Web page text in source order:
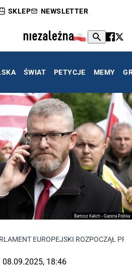
SKLEP NEWSLETTER
ŚWIAT PETYCJE MEMY
Bartosz Kalich - Gazeta Polska
EUROPEJSKI ROZPOCZĄŁ
08.09.2025, 18:46